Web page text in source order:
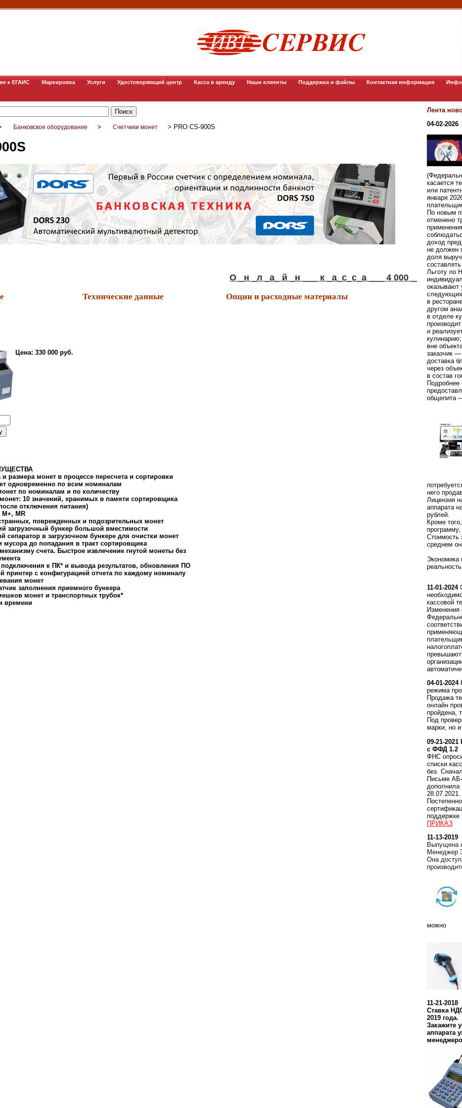
к ЕГАИС Маркировка Услуги Удостоверяющий центр Касса в аренду Наши клиенты Поддержка и файлы Контактная информация
Банковское оборудование > Счетчики монет > PRO CS-900S
О _н _л _а_ й _н ___ к _а_с_с_а ___ 4 000 ____р у б !
Технические данные Опции и расходные материалы
Цена: 330 000 руб.
размера монет в процессе пересчета и сортировки
одновременно по всем номиналам
по номиналам и по количеству
10 значений, хранимых в памяти сортировщика
отключения питания)
М+, MR
поврежденных и подозрительных монет
загрузочный бункер большой вместимости
сепаратор в загрузочном бункере для очистки монет
мусора до попадания в тракт сортировщика
счета. Быстрое извлечение гнутой монеты без
к ПК* и вывода результатов, обновления ПО
принтер с конфигурацией отчета по каждому номиналу
монет
заполнения приемного бункера
монет и транспортных трубок*
времени
Лента
04-02-2026
касается
или
января
По новым
отменено
доход
не должен
доля
Льготу по
оказывают
в
другом
в отделе
и
кулинарию;
вне
заказчик
доставка
через
в состав
Подробнее
общепита
него
Лицензия
аппарата
рублей.
Кроме
Стоимость
среднем
Экономика
11-01-2024
кассовой
Изменения
превышают
04-01-2024
режима
Продажа
онлайн
пройдена,
Под
марки, но и
09-21-2021
с ФФД 1.2
ФНС
списки
без.
Письме АБ-
28.07.2021.
поддержке
ПРИКАЗ
11-13-2019
Выпущена
Менеджер
Она
можно
11-21-2018
Ставка
2019 года.
Закажите
аппарата